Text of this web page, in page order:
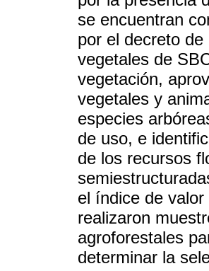
se encuentran
por el decreto
vegetales de
vegetación,
vegetales y
especies
de uso, e
de los recursos
el índice de
realizaron
agroforestales
determinar la